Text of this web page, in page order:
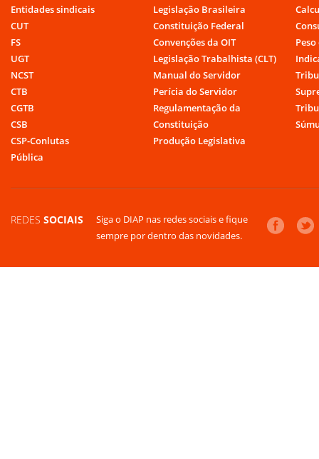
Entidades sindicais
CUT
FS
UGT
NCST
CTB
CGTB
CSB
CSP-Conlutas
Pública
Legislação Brasileira
Constituição Federal
Convenções da OIT
Legislação Trabalhista (CLT)
Manual do Servidor
Perícia do Servidor
Regulamentação da
Constituição
Produção Legislativa
REDES SOCIAIS
Siga o DIAP nas redes sociais e fique
sempre por dentro das novidades.